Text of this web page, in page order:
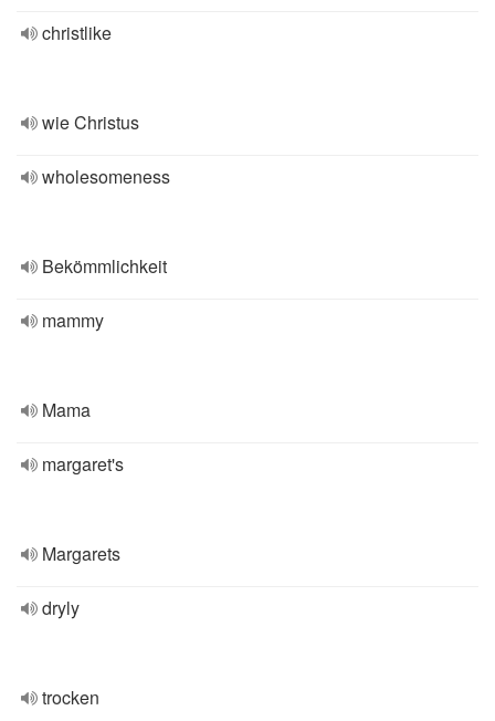
christlike
wie Christus
wholesomeness
Bekömmlichkeit
mammy
Mama
margaret's
Margarets
dryly
trocken